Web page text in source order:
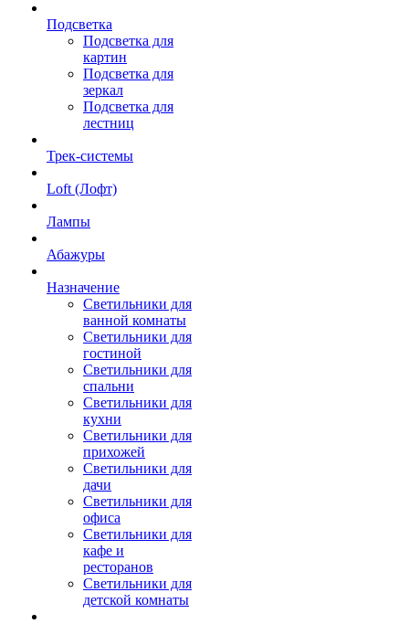
Подсветка
Подсветка для
картин
Подсветка для
зеркал
Подсветка для
лестниц
Трек-системы
Loft (Лофт)
Лампы
Абажуры
Назначение
Светильники для
ванной комнаты
Светильники для
гостиной
Светильники для
спальни
Светильники для
кухни
Светильники для
прихожей
Светильники для
дачи
Светильники для
офиса
Светильники для
кафе и
ресторанов
Светильники для
детской комнаты